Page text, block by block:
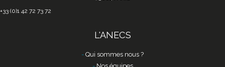
+33 (0)1 42 72 73 72
L'ANECS
Qui sommes nous ?